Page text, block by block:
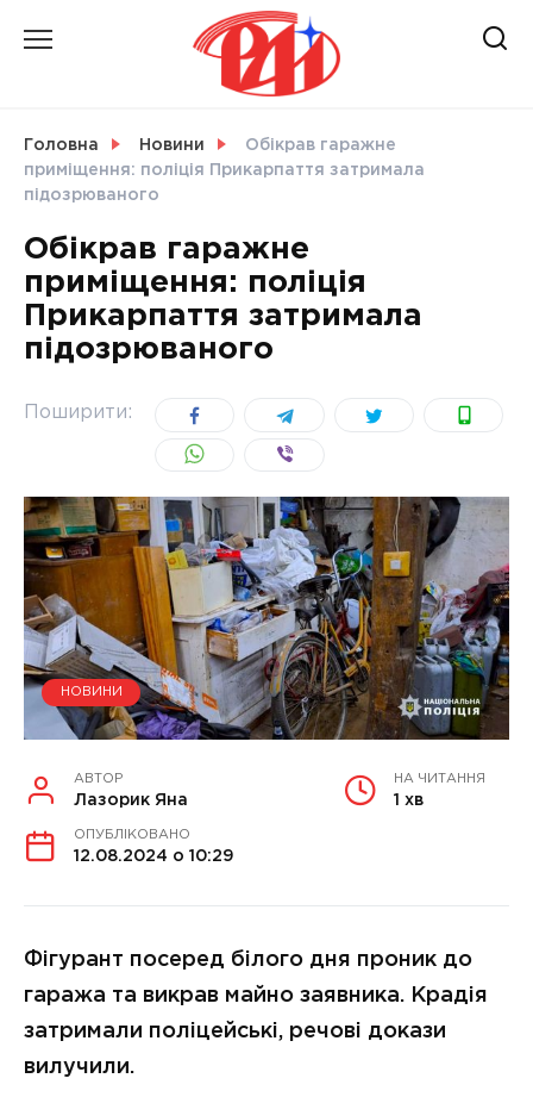
СВІТ
УКРАЇНА
Головна Новини
Обікрав гаражне
приміщення: поліція Прикарпаття затримала
підозрюваного
Обікрав гаражне
приміщення: поліція
Прикарпаття затримала
підозрюваного
Поширити:
НОВИНИ
АВТОР
Лазорик Яна
НА ЧИТАННЯ
1 хв
ОПУБЛІКОВАНО
12.08.2024 о 10:29
Фігурант посеред білого дня проник до
гаража та викрав майно заявника. Крадія
затримали поліцейські, речові докази
вилучили.